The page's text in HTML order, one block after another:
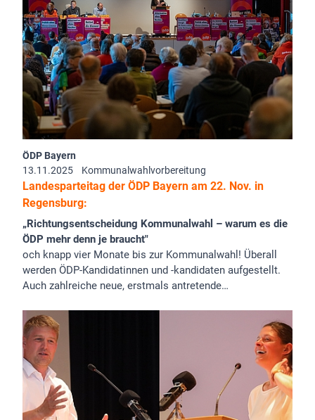
ÖDP Bayern
13.11.2025
Kommunalwahlvorbereitung
Landesparteitag der ÖDP Bayern am 22. Nov. in
Regensburg:
„Richtungsentscheidung Kommunalwahl – warum es die
ÖDP mehr denn je braucht"
och knapp vier Monate bis zur Kommunalwahl! Überall
werden ÖDP-Kandidatinnen und -kandidaten aufgestellt.
Auch zahlreiche neue, erstmals antretende…